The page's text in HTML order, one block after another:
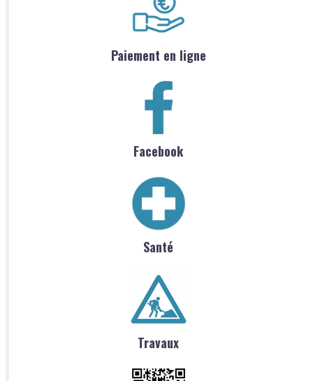
Paiement en ligne
Facebook
Santé
Travaux